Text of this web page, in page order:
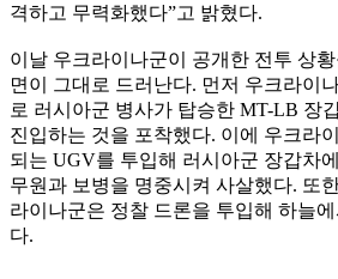
격하고 무력화했다”고 밝혔다.
이날 우크라이나군이 공개한 전투 상
면이 그대로 드러난다. 먼저 우크라이
로 러시아군 병사가 탑승한 MT-LB 장
진입하는 것을 포착했다. 이에 우크라
되는 UGV를 투입해 러시아군 장갑차
무원과 보병을 명중시켜 사살했다. 또
라이나군은 정찰 드론을 투입해 하늘
다.